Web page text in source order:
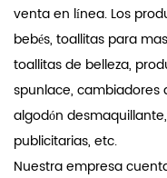
venta en línea. Los
bebés, toallitas para
toallitas de belleza,
spunlace, cambiadores
algodón
publicitarias, etc.
Nuestra empresa